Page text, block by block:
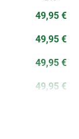
49,95 €
49,95 €
49,95 €
49,95 €